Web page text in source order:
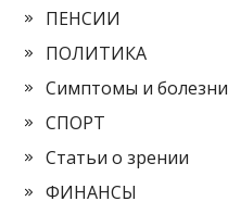
ПЕНСИИ
ПОЛИТИКА
Симптомы и болезни
СПОРТ
Статьи о зрении
ФИНАНСЫ